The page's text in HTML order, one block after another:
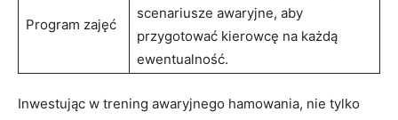
Program ⁢zajęć
scenariusze awaryjne, aby
przygotować kierowcę‌ na każdą
ewentualność.
Inwestując w trening awaryjnego hamowania, nie tylko ​